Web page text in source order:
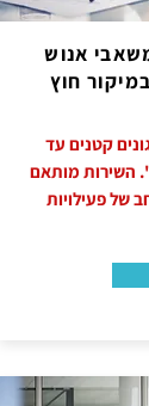
אנוש
במיקור חוץ
קטנים עד
השירות מותאם
של פעילויות